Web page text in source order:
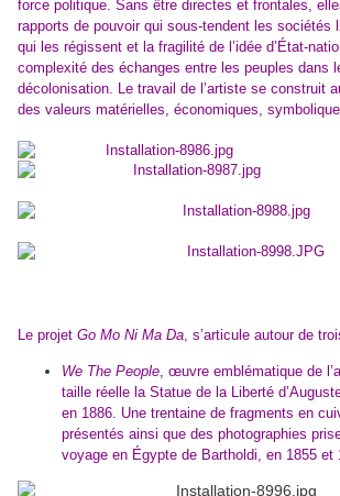
force politique. Sans être directes et frontales,
rapports de pouvoir qui sous-tendent les sociétés
qui les régissent et la fragilité de l’idée d’État-
complexité des échanges entre les peuples dans
décolonisation. Le travail de l’artiste se construit
des valeurs matérielles, économiques,
Le projet Go Mo Ni Ma Da, s’articule autour de
We The People, œuvre emblématique de
taille réelle la Statue de la Liberté
en 1886. Une trentaine de fragments en
présentés ainsi que des photographies
voyage en Égypte de Bartholdi, en 1855 et